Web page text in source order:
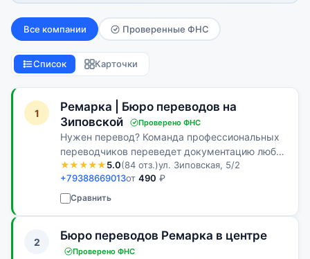
Все компании Проверенные ФНС
Список Карточки
1
Ремарка | Бюро переводов на
Зиповской
Проверено ФНС
Нужен перевод? Команда профессиональных
переводчиков переведет документацию любой
сложности. Услуги перевода технических,
юридических и медицинских документов.
★★★★★5.0(84 отз.)ул. Зиповская, 5/2
+79388669013от 490 ₽
Сравнить
2 Бюро переводов Ремарка в центре
Проверено ФНС